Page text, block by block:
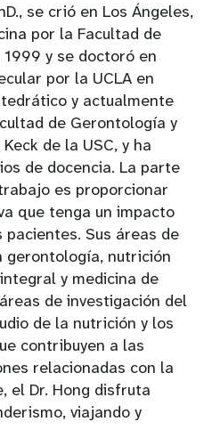
se crió en Los Ángeles,
por la Facultad de
y se doctoró en
por la UCLA en
y actualmente
de Gerontología y
de la USC, y ha
de docencia. La parte
es proporcionar
que tenga un impacto
Sus áreas de
gerontología, nutrición
y medicina de
de investigación del
de la nutrición y los
contribuyen a las
relacionadas con la
el Dr. Hong disfruta
viajando y